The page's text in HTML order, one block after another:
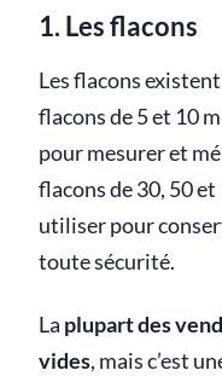
1. Les flacons
Les flacons
flacons de 5 et 10
pour mesurer et
flacons de 30, 50
utiliser pour
toute sécurité.
La plupart des
vides, mais c’est